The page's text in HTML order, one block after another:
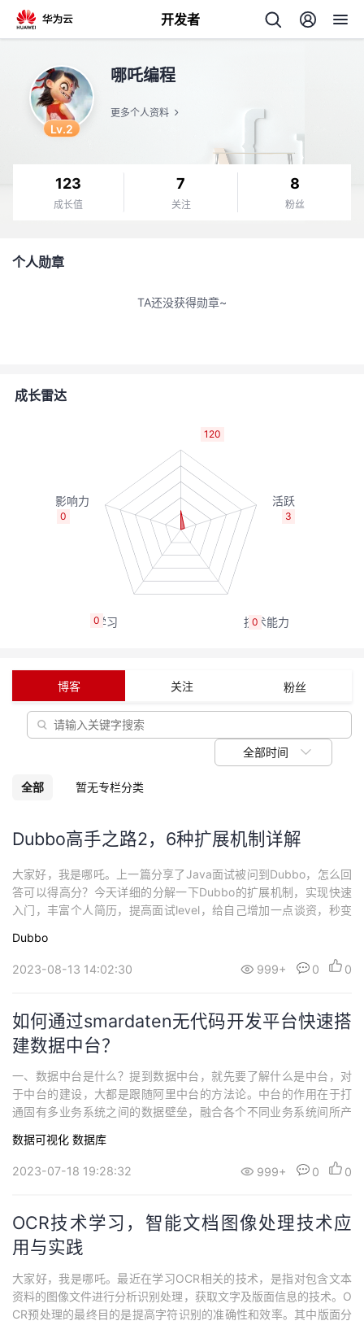
开发者
者
动
关
我
的
发
学
堂
我
课
的
证
我
实
验
的
收
我
Programs
的
持
我
的
术
持
我
云
建
议
Lv.2
哪吒编程
更多个人资料
123
成长值
7
关注
8
粉丝
个人勋章
TA还没获得勋章~
成长雷达
120
3
0
0
0
博客 关注 粉丝
全部时间
全部 暂无专栏分类
Dubbo高手之路2，6种扩展机制详解
大家好，我是哪吒。上一篇分享了Java面试被问到Dubbo，怎么回
答可以得高分？今天详细的分解一下Dubbo的扩展机制，实现快速
入门，丰富个人简历，提高面试level，给自己增加一点谈资，秒变
机制Dubbo的SPI扩展机制Dubbo的自定义扩展点机制Dubbo的过
滤器扩展机制Dubbo的负载均衡扩展机制；Dubbo的容错机制扩
Dubbo
2023-08-13 14:02:30 999+ 0 0
如何通过smardaten无代码开发平台快速搭
建数据中台？
一、数据中台是什么？提到数据中台，就先要了解什么是中台，对
于中台的建设，大都是跟随阿里中台的方法论。中台的作用在于打
通固有多业务系统之间的数据壁垒，融合各个不同业务系统间所产
从而产生更大的价值。而新一代数据中台，在融合数据的基础上，
更要关注是否能够积累和沉淀行业Know-How，将数据智能和组织
数据可视化 数据库
2023-07-18 19:28:32 999+ 0 0
OCR技术学习，智能文档图像处理技术应
用与实践
大家好，我是哪吒。最近在学习OCR相关的技术，是指对包含文本
资料的图像文件进行分析识别处理，获取文字及版面信息的技术。O
CR预处理的最终目的是提高字符识别的准确性和效率。其中版面分